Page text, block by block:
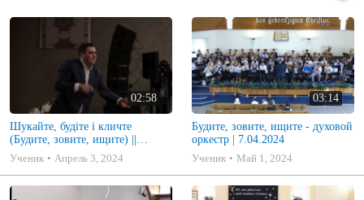
02:58
Шукайте, будіте і кличте
(Будите, зовите, ищите) ||
Духовий оркестр
Ученик Апрель 3, 2024
03:14
Будите, зовите, ищите - духовой
оркестр | 7.04.2024
Ученик
Май 1, 2024